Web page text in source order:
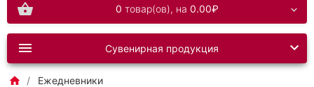
0 товар(ов), на 0.00₽
Сувенирная продукция
Ежедневники